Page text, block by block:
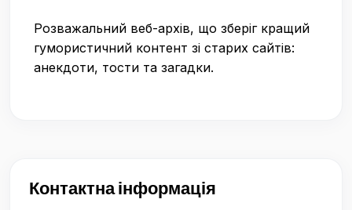
Розважальний веб-архів, що зберіг кращий
гумористичний контент зі старих сайтів:
анекдоти, тости та загадки.
Контактна інформація